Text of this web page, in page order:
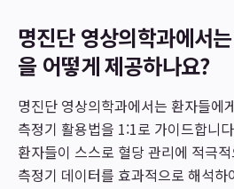
명진단 영상의학과에서
을 어떻게 제공하나요?
명진단 영상의학과에서는 환자들에
측정기 활용법을 1:1로 가이드합니
환자들이 스스로 혈당 관리에 적극
측정기 데이터를 효과적으로 해석